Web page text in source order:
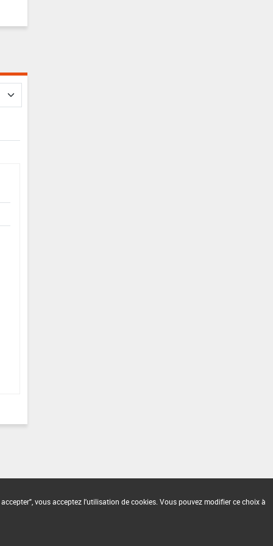
vous acceptez l'utilisation de cookies. Vous pouvez modifier ce choix à